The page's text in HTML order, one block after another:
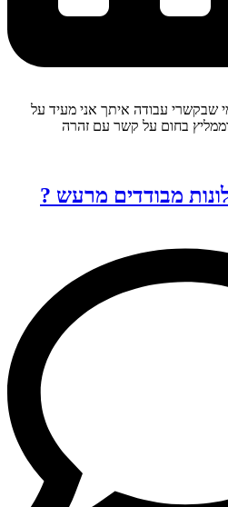
שבקשרי עבודה איתך אני מעיד על
וממליץ בחום על קשר עם זהרה
מבודדים מרעש ?